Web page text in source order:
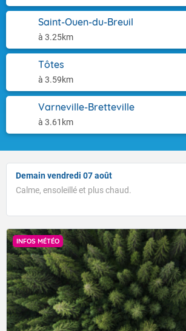
Saint-Ouen-du-Breuil
à 3.25km
Tôtes
à 3.59km
Varneville-Bretteville
à 3.61km
Demain vendredi 07 août
Calme, ensoleillé et plus chaud.
INFOS MÉTÉO